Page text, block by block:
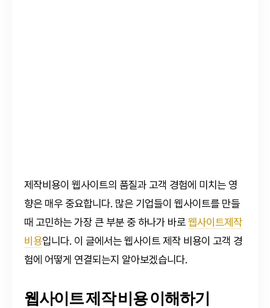
제작비용이 웹사이트의 품질과 고객 경험에 미치는 영
향은 매우 중요합니다. 많은 기업들이 웹사이트를 만들
때 고민하는 가장 큰 부분 중 하나가 바로웹사이트제작
비용입니다. 이 글에서는 웹사이트 제작 비용이 고객 경
험에 어떻게 연결되는지 알아보겠습니다.
웹사이트 제작 비용 이해하기